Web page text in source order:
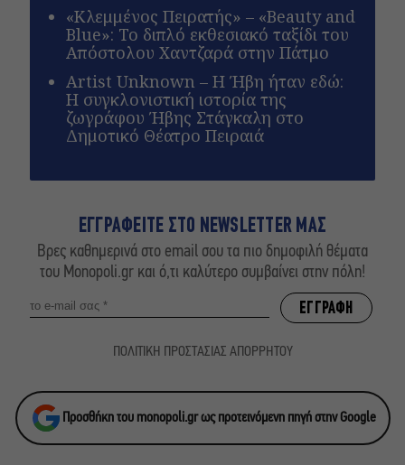
«Κλεμμένος Πειρατής» – «Beauty and
Blue»: Το διπλό εκθεσιακό ταξίδι του
Απόστολου Χαντζαρά στην Πάτμο
Artist Unknown – Η Ήβη ήταν εδώ:
Η συγκλονιστική ιστορία της
ζωγράφου Ήβης Στάγκαλη στο
Δημοτικό Θέατρο Πειραιά
ΕΓΓΡΑΦΕΙΤΕ ΣΤΟ NEWSLETTER ΜΑΣ
Βρες καθημερινά στο email σου τα πιο δημοφιλή θέματα
του Monopoli.gr και ό,τι καλύτερο συμβαίνει στην πόλη!
ΠΟΛΙΤΙΚΗ ΠΡΟΣΤΑΣΙΑΣ ΑΠΟΡΡΗΤΟΥ
Προσθήκη του monopoli.gr ως προτεινόμενη πηγή στην Google